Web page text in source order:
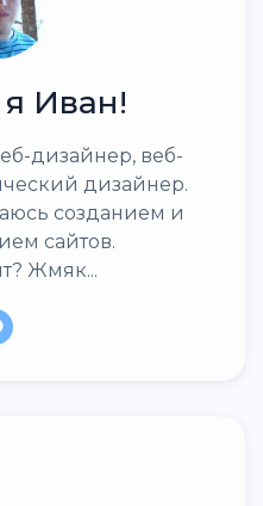
Иван!
дизайнер.
созданием и
сайтов.
Жмяк...